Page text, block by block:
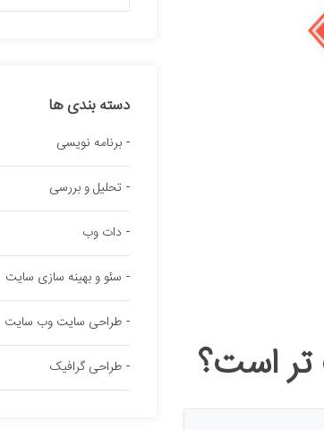
تر است؟
دسته بندی ها
برنامه نویسی
تحلیل و بررسی
دات وب
سئو و بهینه سازی سایت
طراحی سایت وب سایت
طراحی گرافیک